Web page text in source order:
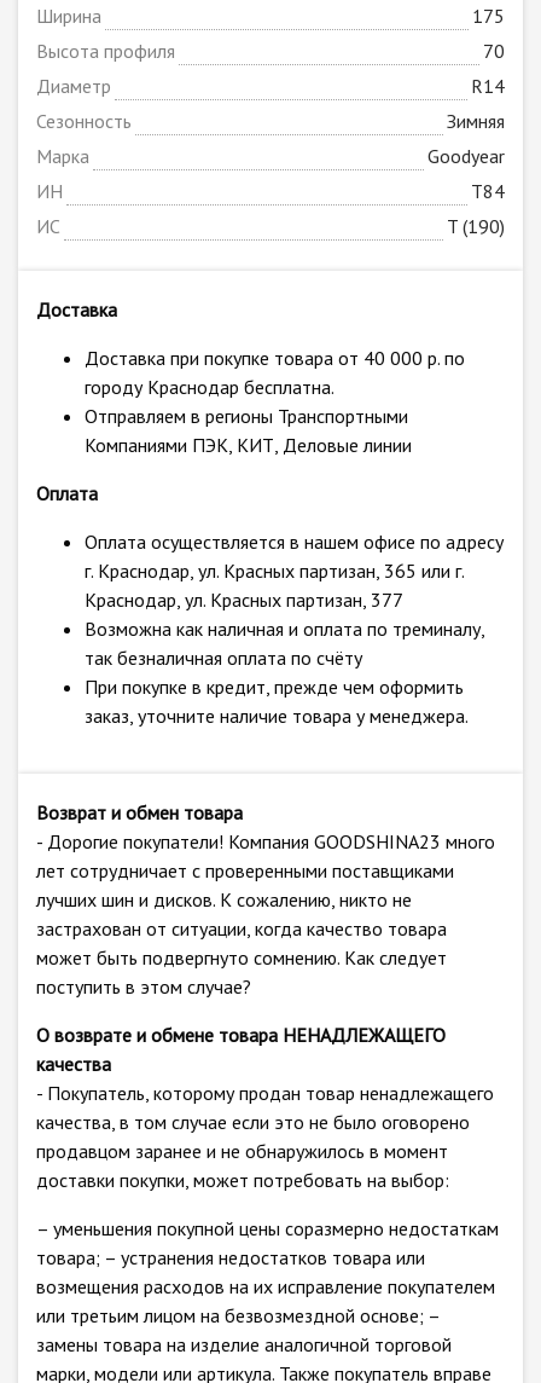
Ширина
175
Высота профиля
70
Диаметр
R14
Сезонность
Зимняя
Марка
Goodyear
ИН
T84
ИС
T (190)
Доставка
Доставка при покупке товара от 40 000 р. по
городу Краснодар бесплатна.
Отправляем в регионы Транспортными
Компаниями ПЭК, КИТ, Деловые линии
Оплата
Оплата осуществляется в нашем офисе по адресу
г. Краснодар, ул. Красных партизан, 365 или г.
Краснодар, ул. Красных партизан, 377
Возможна как наличная и оплата по треминалу,
так безналичная оплата по счёту
При покупке в кредит, прежде чем оформить
заказ, уточните наличие товара у менеджера.
Возврат и обмен товара
- Дорогие покупатели! Компания GOODSHINA23 много
лет сотрудничает с проверенными поставщиками
лучших шин и дисков. К сожалению, никто не
застрахован от ситуации, когда качество товара
может быть подвергнуто сомнению. Как следует
поступить в этом случае?
О возврате и обмене товара НЕНАДЛЕЖАЩЕГО
качества
- Покупатель, которому продан товар ненадлежащего
качества, в том случае если это не было оговорено
продавцом заранее и не обнаружилось в момент
доставки покупки, может потребовать на выбор:
– уменьшения покупной цены соразмерно недостаткам
товара; – устранения недостатков товара или
возмещения расходов на их исправление покупателем
или третьим лицом на безвозмездной основе; –
замены товара на изделие аналогичной торговой
марки, модели или артикула. Также покупатель вправе